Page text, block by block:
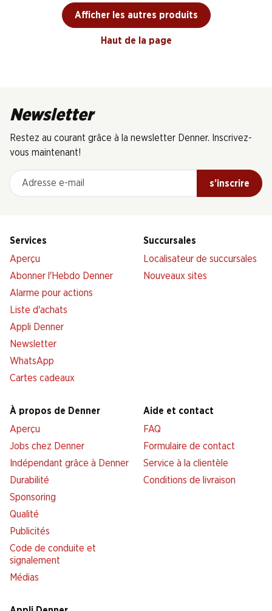
Afficher les autres produits
Haut de la page
Newsletter
Restez au courant grâce à la newsletter Denner. Inscrivez-
vous maintenant!
Adresse e-mail
s’inscrire
Services
Aperçu
Abonner l'Hebdo Denner
Alarme pour actions
Liste d'achats
Appli Denner
Newsletter
WhatsApp
Cartes cadeaux
Succursales
Localisateur de succursales
Nouveaux sites
À propos de Denner
Aperçu
Jobs chez Denner
Indépendant grâce à Denner
Durabilité
Sponsoring
Qualité
Publicités
Code de conduite et
signalement
Médias
Aide et contact
FAQ
Formulaire de contact
Service à la clientèle
Conditions de livraison